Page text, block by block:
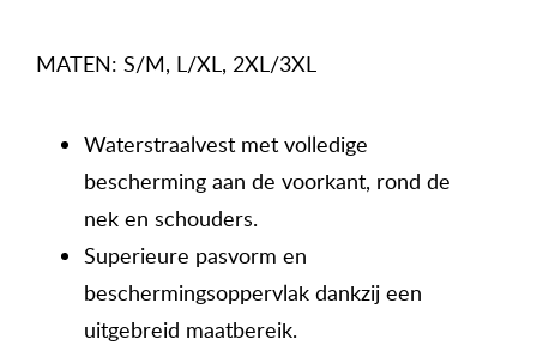
MATEN: S/M, L/XL, 2XL/3XL
Waterstraalvest met volledige
bescherming aan de voorkant, rond de
nek en schouders.
Superieure pasvorm en
beschermingsoppervlak dankzij een
uitgebreid maatbereik.